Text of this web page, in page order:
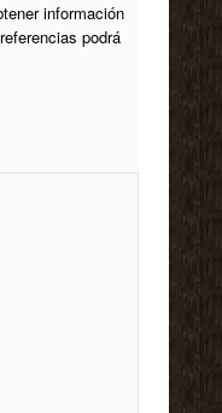
información
podrá